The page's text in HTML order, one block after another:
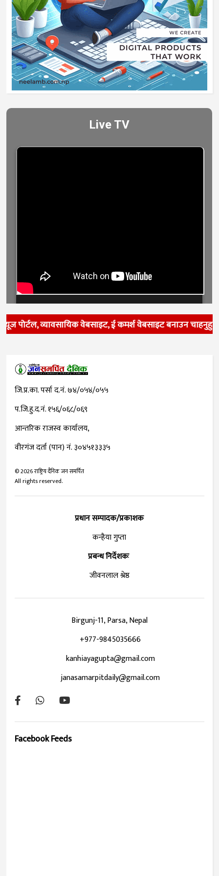
व्यावसायिक वेबसाइट, ई कमर्श वेबसाइट बनाउन चाहनुहुन्छ ?
जि.प्र.का. पर्सा द.नं. ७४/०५४/०५५
प.जि.हु.द.नं. १५६/०६८/०६९
आन्तरिक राजस्व कार्यालय,
वीरगंज दर्ता (पान) नं. ३०४५१३३३५
©2026राष्ट्रिय दैनिक जन समर्पित
All rights reserved.
प्रधान सम्पादक/प्रकाशक
कन्हैया गुप्ता
प्रबन्ध निर्देशकः
जीवनलाल श्रेष्ठ
Birgunj-11, Parsa, Nepal
+977-9845035666
kanhiayagupta@gmail.com
janasamarpitdaily@gmail.com
Facebook Feeds